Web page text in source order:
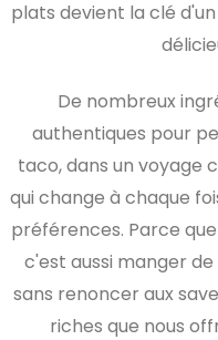
plats devient la clé
De nombreux
authentiques pour
taco, dans un voyage
qui change à chaque
préférences. Parce
c'est aussi manger
sans renoncer aux
riches que nous